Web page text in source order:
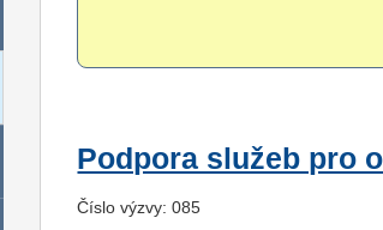
Podpora služeb pro
Číslo výzvy: 085